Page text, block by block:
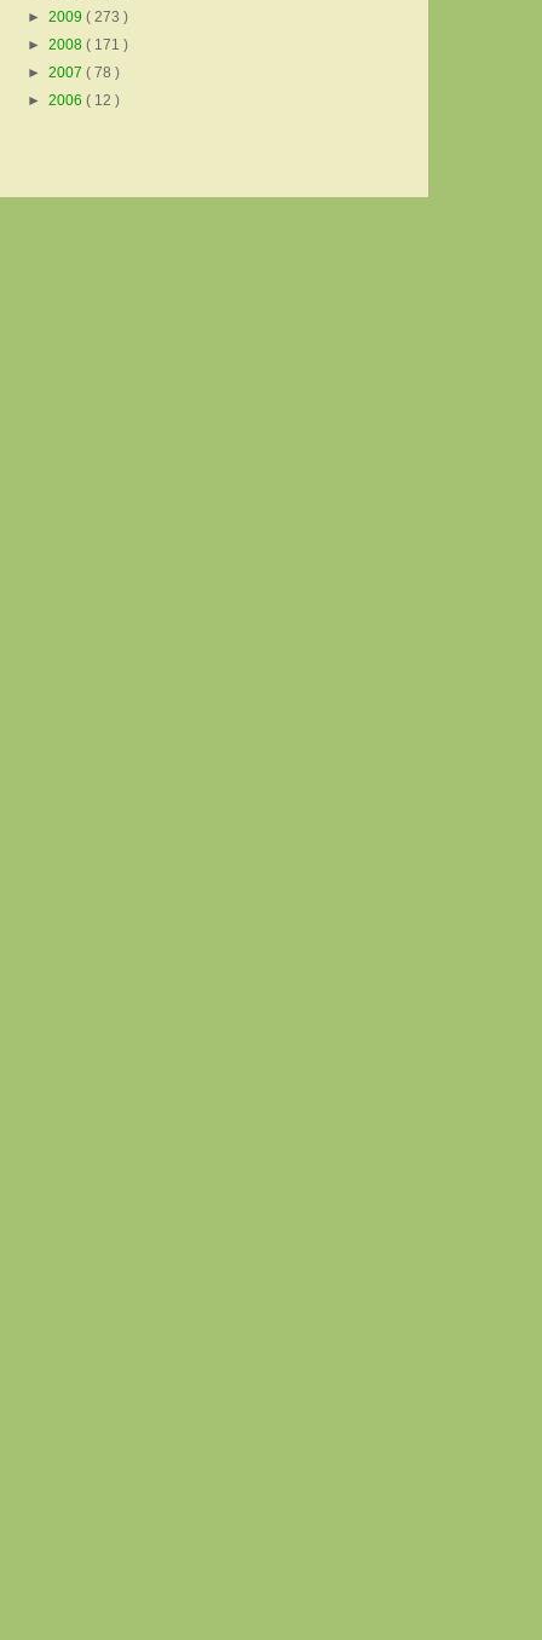
► 2009 ( 273 )
► 2008 ( 171 )
► 2007 ( 78 )
► 2006 ( 12 )